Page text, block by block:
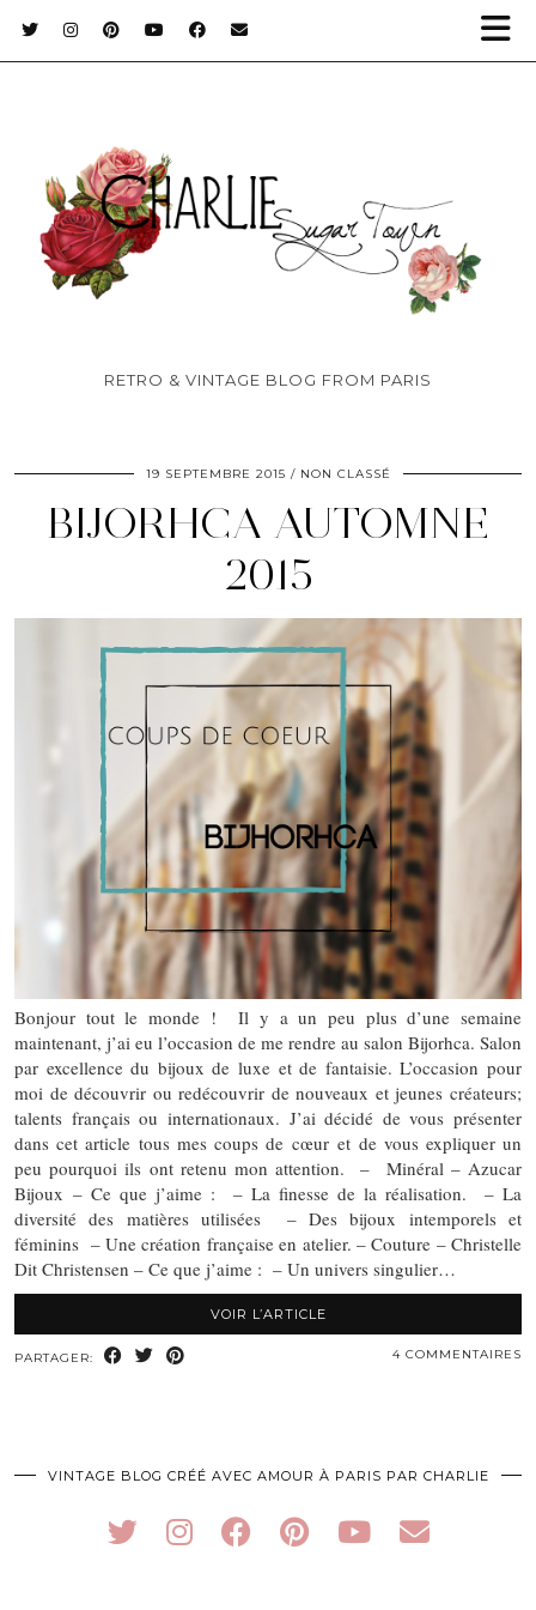
RETRO & VINTAGE BLOG FROM PARIS
19 SEPTEMBRE 2015 NON CLASSÉ
BIJORHCA AUTOMNE
2015
Bonjour tout le monde ! Il y a un peu plus d’une semaine
maintenant, j’ai eu l’occasion de me rendre au salon Bijorhca. Salon
par excellence du bijoux de luxe et de fantaisie. L’occasion pour
moi de découvrir ou redécouvrir de nouveaux et jeunes créateurs;
talents français ou internationaux. J’ai décidé de vous présenter
dans cet article tous mes coups de cœur et de vous expliquer un
peu pourquoi ils ont retenu mon attention. – Minéral – Azucar
Bijoux – Ce que j’aime : – La finesse de la réalisation. – La
diversité des matières utilisées – Des bijoux intemporels et
féminins – Une création française en atelier. – Couture – Christelle
Dit Christensen – Ce que j’aime : – Un univers singulier…
VOIR L’ARTICLE
PARTAGER: 4 COMMENTAIRES
VINTAGE BLOG CRÉÉ AVEC AMOUR À PARIS PAR CHARLIE